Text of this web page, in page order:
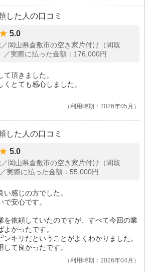
した人の口コミ
5.0
岡山県倉敷市の空き家片付け（間取
／実際に払った金額：176,000円
頂きました。
とても感心しました。
利用時期：2026年05月
した人の口コミ
5.0
岡山県倉敷市の空き家片付け（間取
実際に払った金額：55,000円
感じの方でした。
安心です。
を依頼していたのですが、すべて今回の業
かったです。
キリだということがよくわかりました。
て良かったです。
利用時期：2026年04月